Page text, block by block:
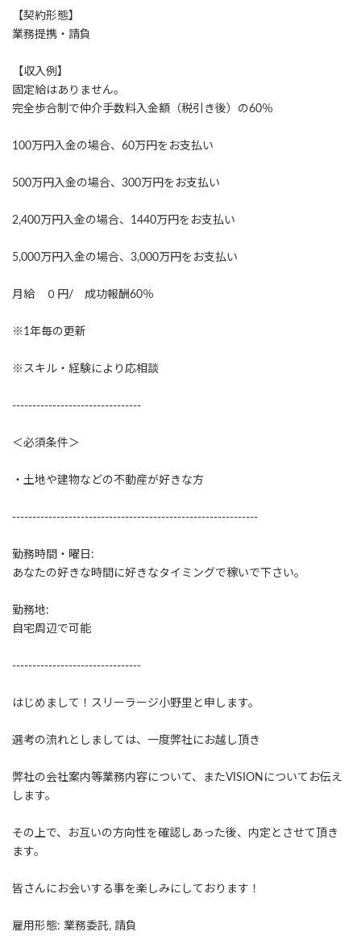
【契約形態】
業務提携・請負
【収入例】
固定給はありません。
完全歩合制で仲介手数料入金額（税引き後）の60％
100万円入金の場合、60万円をお支払い
500万円入金の場合、300万円をお支払い
2,400万円入金の場合、1440万円をお支払い
5,000万円入金の場合、3,000万円をお支払い
月給 ０円/ 成功報酬60％
※1年毎の更新
※スキル・経験により応相談
--------------------------------
＜必須条件＞
・土地や建物などの不動産が好きな方
-------------------------------------------------------------
勤務時間・曜日:
あなたの好きな時間に好きなタイミングで稼いで下さい。
勤務地:
自宅周辺で可能
--------------------------------
はじめまして！スリーラージ小野里と申します。
選考の流れとしましては、一度弊社にお越し頂き
弊社の会社案内等業務内容について、またVISIONについてお伝え
します。
その上で、お互いの方向性を確認しあった後、内定とさせて頂き
ます。
皆さんにお会いする事を楽しみにしております！
雇用形態: 業務委託, 請負